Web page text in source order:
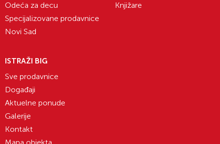
Odeća za decu
Specijalizovane prodavnice
Novi Sad
Knjižare
ISTRAŽI BIG
Sve prodavnice
Događaji
Aktuelne ponude
Galerije
Kontakt